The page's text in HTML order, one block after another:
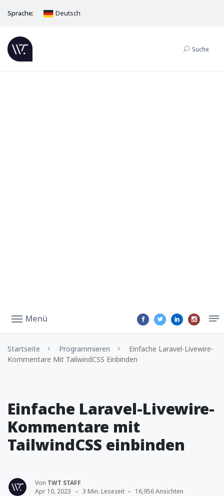
Sprache: Deutsch
Suche
Menü
Startseite Programmieren
Einfache Laravel-Livewire-
Kommentare Mit TailwindCSS Einbinden
Einfache Laravel-Livewire-
Kommentare mit
TailwindCSS einbinden
Von TWT STAFF
Apr 10, 2023
3 Min. Lesezeit 16,956 Ansichten